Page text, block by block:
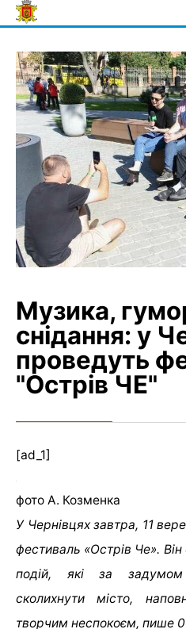
Skip
to
Музика,
снідання: у
проведуть
"Острів ЧЕ"
[ad_1]
фото А. Козменка
У Чернівцях завтра, 11
фестиваль «Острів Че».
подій, які за задумом
сколихнути місто,
творчим неспокоєм, пише